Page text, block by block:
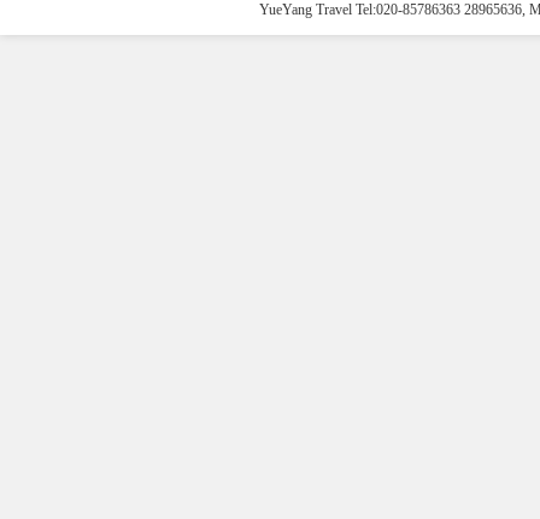
YueYang Travel Tel:020-85786363 28965636,